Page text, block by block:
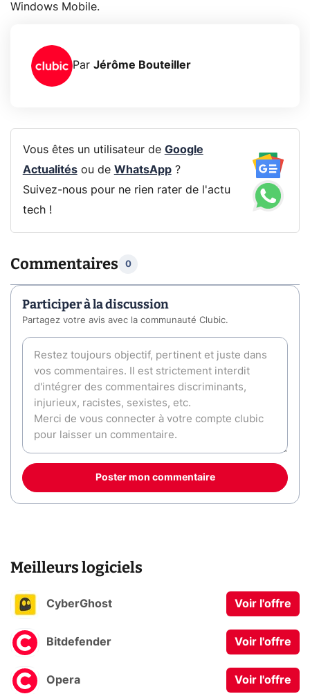
Windows Mobile.
Par Jérôme Bouteiller
Vous êtes un utilisateur de Google
Actualitésou de WhatsApp?
Suivez-nous pour ne rien rater de l'actu
tech !
Commentaires 0
Participer à la discussion
Partagez votre avis avec la communauté Clubic.
Poster mon commentaire
Meilleurs logiciels
CyberGhost Voir l'offre
Bitdefender Voir l'offre
Opera Voir l'offre